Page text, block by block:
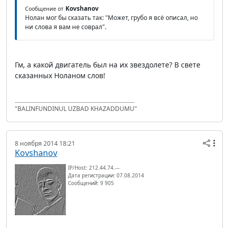
Сообщение от Kovshanov
Нолан мог бы сказать так: "Может, грубо я всё описал, но
ни слова я вам не соврал".
Гм, а какой двигатель был на их звездолете? В свете
сказанных Ноланом слов!
"BALINFUNDINUL UZBAD KHAZADDUMU"
8 ноября 2014 18:21
Kovshanov
IP/Host: 212.44.74.---
Дата регистрации: 07.08.2014
Сообщений: 9 905